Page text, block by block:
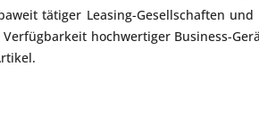
tätiger Leasing-Gesellschaften
hochwertiger Business-